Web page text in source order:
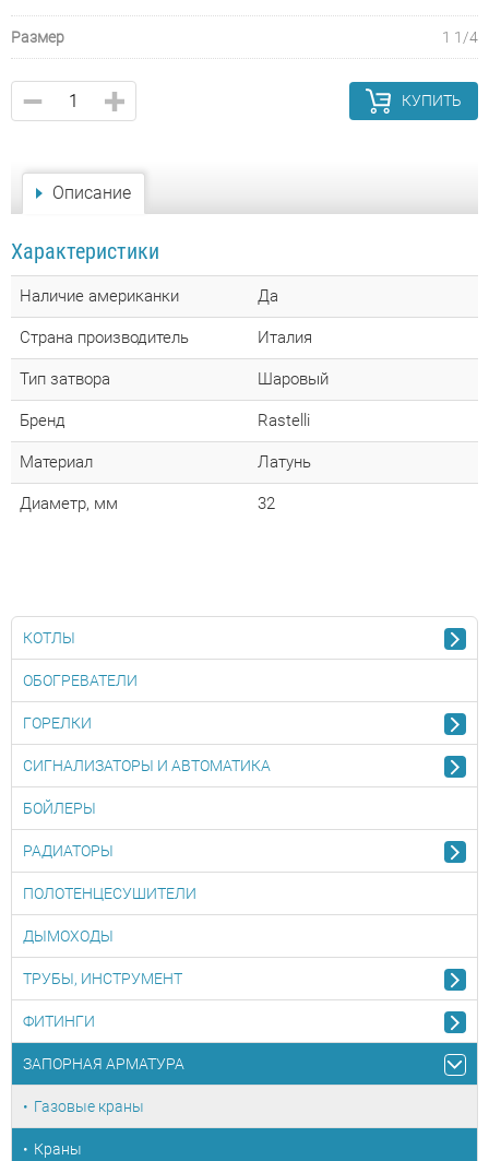
Размер 1 1/4
КУПИТЬ
Описание
Характеристики
Наличие американки Да
Страна производитель Италия
Тип затвора Шаровый
Бренд Rastelli
Материал Латунь
Диаметр, мм 32
КОТЛЫ
ОБОГРЕВАТЕЛИ
ГОРЕЛКИ
СИГНАЛИЗАТОРЫ И АВТОМАТИКА
БОЙЛЕРЫ
РАДИАТОРЫ
ПОЛОТЕНЦЕСУШИТЕЛИ
ДЫМОХОДЫ
ТРУБЫ, ИНСТРУМЕНТ
ФИТИНГИ
ЗАПОРНАЯ АРМАТУРА
Газовые краны
Краны